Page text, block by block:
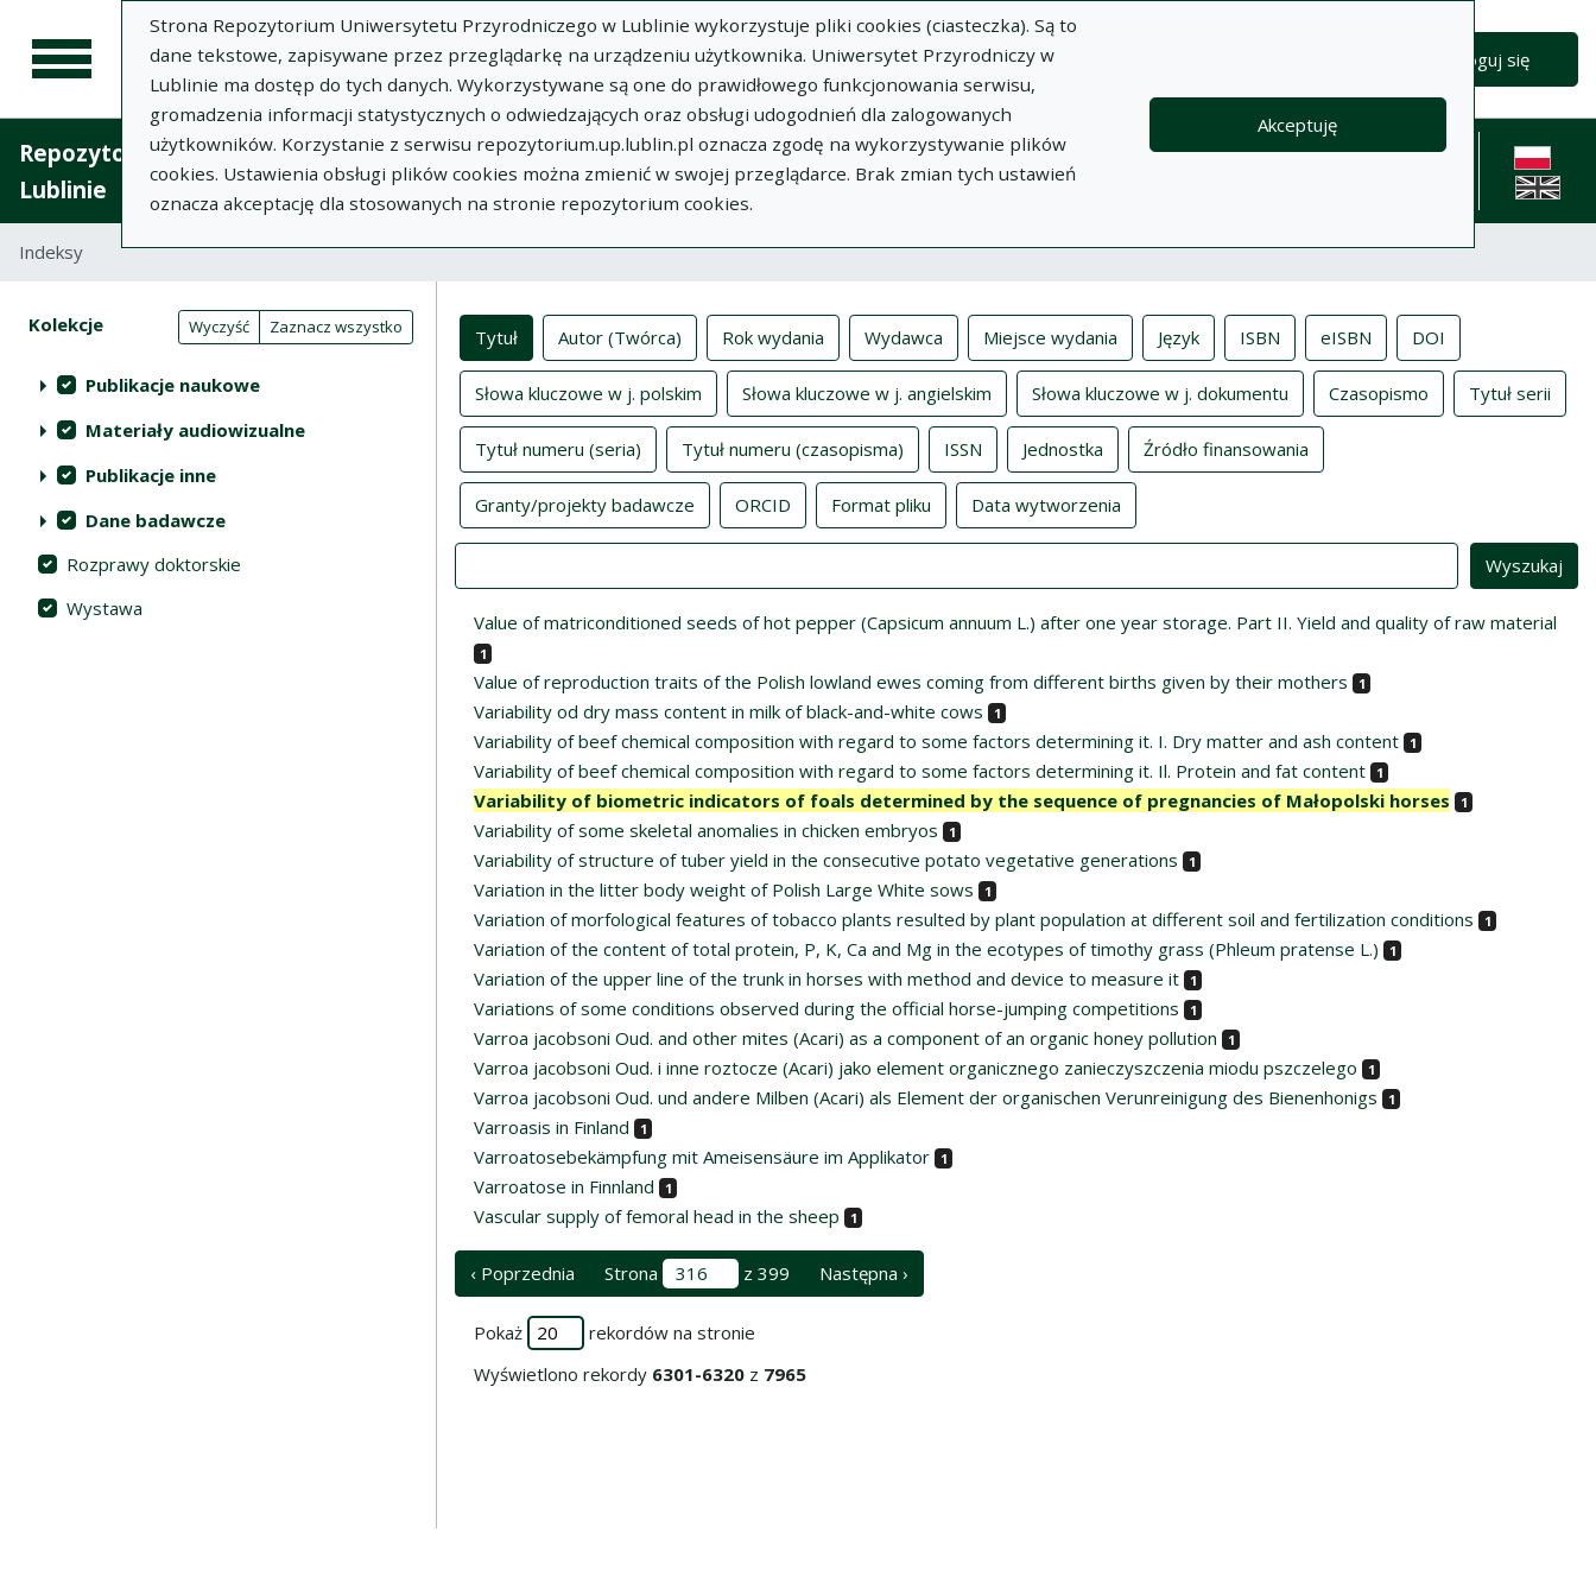
Strona Repozytorium Uniwersytetu Przyrodniczego w Lublinie wykorzystuje pliki cookies (ciasteczka). Są to
dane tekstowe, zapisywane przez przeglądarkę na urządzeniu użytkownika. Uniwersytet Przyrodniczy w
Lublinie ma dostęp do tych danych. Wykorzystywane są one do prawidłowego funkcjonowania serwisu,
gromadzenia informacji statystycznych o odwiedzających oraz obsługi udogodnień dla zalogowanych
użytkowników. Korzystanie z serwisu repozytorium.up.lublin.pl oznacza zgodę na wykorzystywanie plików
cookies. Ustawienia obsługi plików cookies można zmienić w swojej przeglądarce. Brak zmian tych ustawień
oznacza akceptację dla stosowanych na stronie repozytorium cookies.
Akceptuję
Zaloguj się
Repozytorium Uniwersytetu Przyrodniczego w
Lublinie
Dodaj
publikację
O
Repozytorium
Dokumenty Informacje Pomoc
Polityka
Kontakt
English
Indeksy
Akcje na kolekcjach Wyczyść Zaznacz wszystko
Kolekcje (automatyczne przeładowanie treści)
Publikacje naukowe
Materiały audiowizualne
Publikacje inne
Dane badawcze
Rozprawy doktorskie
Wystawa
Indeksy
Tytuł Autor (Twórca) Rok wydania Wydawca Miejsce wydania Język ISBN eISBN DOI
Słowa kluczowe w j. polskim Słowa kluczowe w j. angielskim Słowa kluczowe w j. dokumentu Czasopismo Tytuł serii
Tytuł numeru (seria) Tytuł numeru (czasopisma) ISSN Jednostka Źródło finansowania
Granty/projekty badawcze ORCID Format pliku Data wytworzenia
Value of matriconditioned seeds of hot pepper (Capsicum annuum L.) after one year storage. Part II. Yield and quality of raw material
1
Value of reproduction traits of the Polish lowland ewes coming from different births given by their mothers 1
Variability od dry mass content in milk of black-and-white cows 1
Variability of beef chemical composition with regard to some factors determining it. I. Dry matter and ash content 1
Variability of beef chemical composition with regard to some factors determining it. Il. Protein and fat content 1
Variability of biometric indicators of foals determined by the sequence of pregnancies of Małopolski horses 1
Variability of some skeletal anomalies in chicken embryos 1
Variability of structure of tuber yield in the consecutive potato vegetative generations 1
Variation in the litter body weight of Polish Large White sows 1
Variation of morfological features of tobacco plants resulted by plant population at different soil and fertilization conditions 1
Variation of the content of total protein, P, K, Ca and Mg in the ecotypes of timothy grass (Phleum pratense L.) 1
Variation of the upper line of the trunk in horses with method and device to measure it 1
Variations of some conditions observed during the official horse-jumping competitions 1
Varroa jacobsoni Oud. and other mites (Acari) as a component of an organic honey pollution 1
Varroa jacobsoni Oud. i inne roztocze (Acari) jako element organicznego zanieczyszczenia miodu pszczelego 1
Varroa jacobsoni Oud. und andere Milben (Acari) als Element der organischen Verunreinigung des Bienenhonigs 1
Varroasis in Finland 1
Varroatosebekämpfung mit Ameisensäure im Applikator 1
Varroatose in Finnland 1
Vascular supply of femoral head in the sheep 1
‹ Poprzednia Strona z 399 Następna ›
Pokaż
rekordów na stronie
Wyświetlono rekordy 6301-6320 z 7965